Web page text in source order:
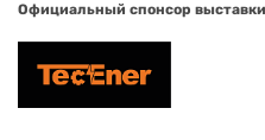
Официальный спонсор выставки